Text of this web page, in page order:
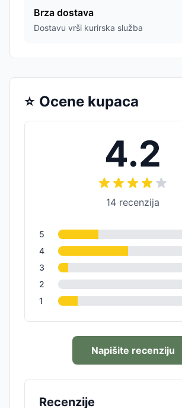
Brza dostava
Dostavu vrši kurirska služba
⭐ Ocene kupaca
4.2
14 recenzija
5
4
3
2
1
Napišite recenziju
Recenzije